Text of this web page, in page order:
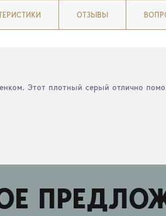
ОТЗЫВЫ
Этот плотный серый отлично